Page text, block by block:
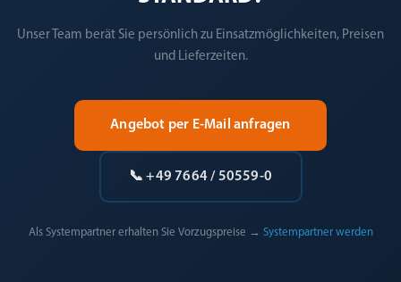
Unser Team berät Sie persönlich zu Einsatzmöglichkeiten, Preisen
und Lieferzeiten.
Angebot per E-Mail anfragen
📞 +49 7664 / 50559-0
Als Systempartner erhalten Sie Vorzugspreise → Systempartner werden